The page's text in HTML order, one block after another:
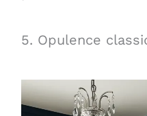
5. Opulence